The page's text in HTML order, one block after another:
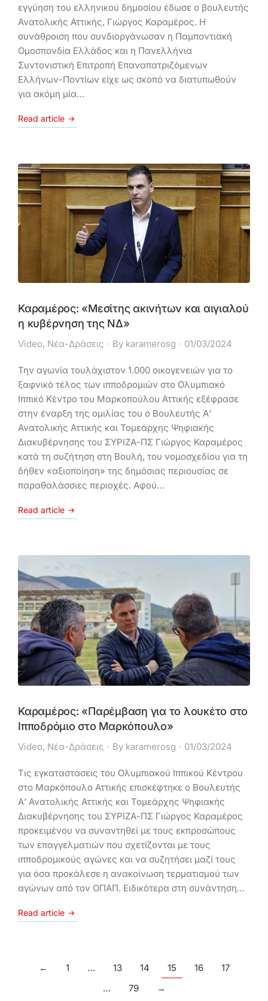
εγγύηση του ελληνικού δημοσίου έδωσε ο βουλευτής
Ανατολικής Αττικής, Γιώργος Καραμέρος. Η
συνάθροιση που συνδιοργάνωσαν η Παμποντιακή
Ομοσπονδία Ελλάδος και η Πανελλήνια
Συντονιστική Επιτροπή Επαναπατριζόμενων
Ελλήνων-Ποντίων είχε ως σκοπό να διατυπωθούν
για ακόμη μία…
Read article
Καραμέρος: «Μεσίτης ακινήτων και αιγιαλού
η κυβέρνηση της ΝΔ»
Video, Νέα-Δράσεις By karamerosg 01/03/2024
Την αγωνία τουλάχιστον 1.000 οικογενειών για το
ξαφνικό τέλος των ιπποδρομιών στο Ολυμπιακό
Ιππικό Κέντρο του Μαρκοπούλου Αττικής εξέφρασε
στην έναρξη της ομιλίας του ο Βουλευτής Α’
Ανατολικής Αττικής και Τομεάρχης Ψηφιακής
Διακυβέρνησης του ΣΥΡΙΖΑ-ΠΣ Γιώργος Καραμέρος
κατά τη συζήτηση στη Βουλή, του νομοσχεδίου για τη
δήθεν «αξιοποίηση» της δημόσιας περιουσίας σε
παραθαλάσσιες περιοχές. Αφού…
Read article
Καραμέρος: «Παρέμβαση για το λουκέτο στο
Ιπποδρόμιο στο Μαρκόπουλο»
Video, Νέα-Δράσεις By karamerosg 01/03/2024
Τις εγκαταστάσεις του Ολυμπιακού Ιππικού Κέντρου
στο Μαρκόπουλο Αττικής επισκέφτηκε ο Βουλευτής
Α’ Ανατολικής Αττικής και Τομεάρχης Ψηφιακής
Διακυβέρνησης του ΣΥΡΙΖΑ-ΠΣ Γιώργος Καραμέρος
προκειμένου να συναντηθεί με τους εκπροσώπους
των επαγγελματιών που σχετίζονται με τους
ιπποδρομικούς αγώνες και να συζητήσει μαζί τους
για όσα προκάλεσε η ανακοίνωση τερματισμού των
αγώνων από τον ΟΠΑΠ. Ειδικότερα στη συνάντηση…
Read article
← 1 … 13 14 15 16
17
…
79 →